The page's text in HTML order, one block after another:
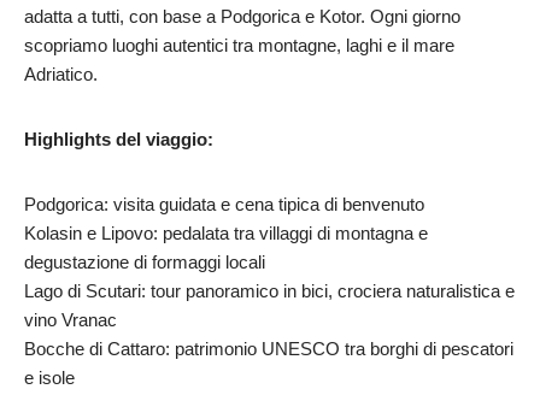
adatta a tutti, con base a Podgorica e Kotor. Ogni giorno
scopriamo luoghi autentici tra montagne, laghi e il mare
Adriatico.
Highlights del viaggio:
Podgorica: visita guidata e cena tipica di benvenuto
Kolasin e Lipovo: pedalata tra villaggi di montagna e
degustazione di formaggi locali
Lago di Scutari: tour panoramico in bici, crociera naturalistica e
vino Vranac
Bocche di Cattaro: patrimonio UNESCO tra borghi di pescatori
e isole